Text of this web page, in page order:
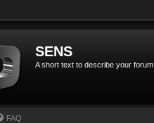
SENS
A short text to describe your forum
FAQ